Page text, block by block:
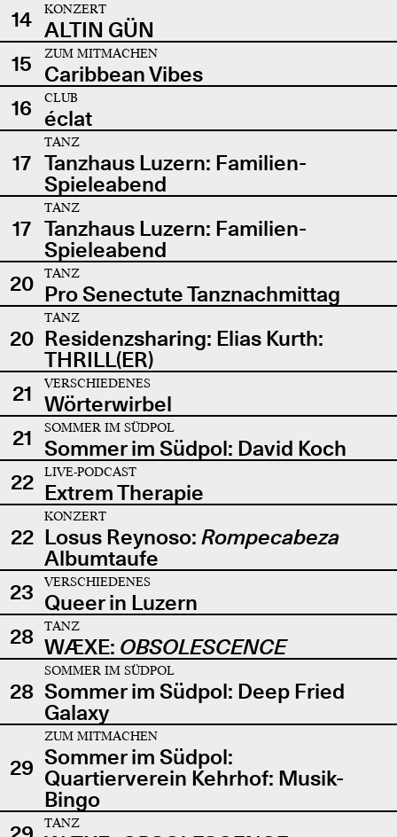
14
KONZERT
ALTIN GÜN
15
ZUM MITMACHEN
Caribbean Vibes
16
CLUB
éclat
17
TANZ
Tanzhaus Luzern: Familien-
Spieleabend
17
TANZ
Tanzhaus Luzern: Familien-
Spieleabend
20
TANZ
Pro Senectute Tanznachmittag
20
TANZ
Residenzsharing: Elias Kurth:
THRILL(ER)
21
VERSCHIEDENES
Wörterwirbel
21
SOMMER IM SÜDPOL
Sommer im Südpol: David Koch
22
LIVE-PODCAST
Extrem Therapie
22
KONZERT
Losus Reynoso: Rompecabeza
Albumtaufe
23
VERSCHIEDENES
Queer in Luzern
28
TANZ
WÆXE: OBSOLESCENCE
28
SOMMER IM SÜDPOL
Sommer im Südpol: Deep Fried
Galaxy
29
ZUM MITMACHEN
Sommer im Südpol:
Quartierverein Kehrhof: Musik-
Bingo
TANZ